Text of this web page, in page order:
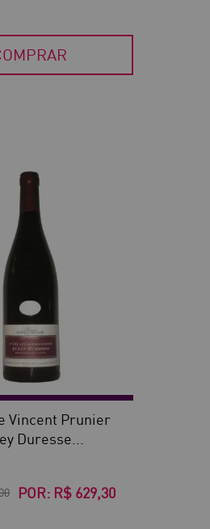
Vincent Prunier
Duresse...
POR: R$ 629,30